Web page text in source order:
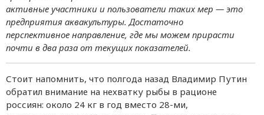
активные участники и пользователи таких мер — это
предприятия аквакультуры. Достаточно
перспективное направление, где мы можем прирасти
почти в два раза от текущих показателей.
Стоит напомнить, что полгода назад Владимир Путин
обратил внимание на нехватку рыбы в рационе
россиян: около 24 кг в год вместо 28-ми,